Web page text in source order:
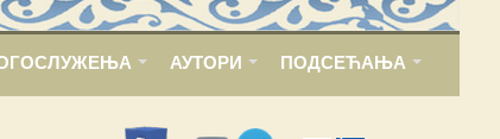
АУТОРИ ПОДСЕЋАЊА